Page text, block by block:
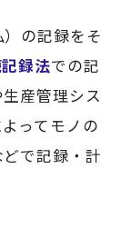
の記録をそ
録法での記
産管理シス
ってモノの
で記録・計